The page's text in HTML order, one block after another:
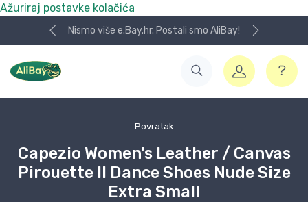
Ažuriraj postavke kolačića
Nismo više e.Bay.hr. Postali smo AliBay!
Povratak
Capezio Women's Leather / Canvas
Pirouette II Dance Shoes Nude Size
Extra Small